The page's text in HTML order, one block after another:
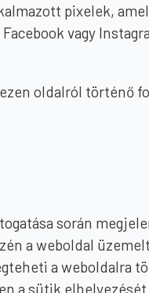
pixelek,
vagy
oldalról történő
során
a weboldal
a weboldalra
a sütik